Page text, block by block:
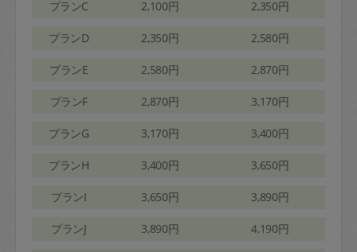
プランC 2,100円 2,350円
プランD 2,350円 2,580円
プランE 2,580円 2,870円
プランF 2,870円 3,170円
プランG 3,170円 3,400円
プランH 3,400円 3,650円
プランI 3,650円 3,890円
プランJ 3,890円 4,190円